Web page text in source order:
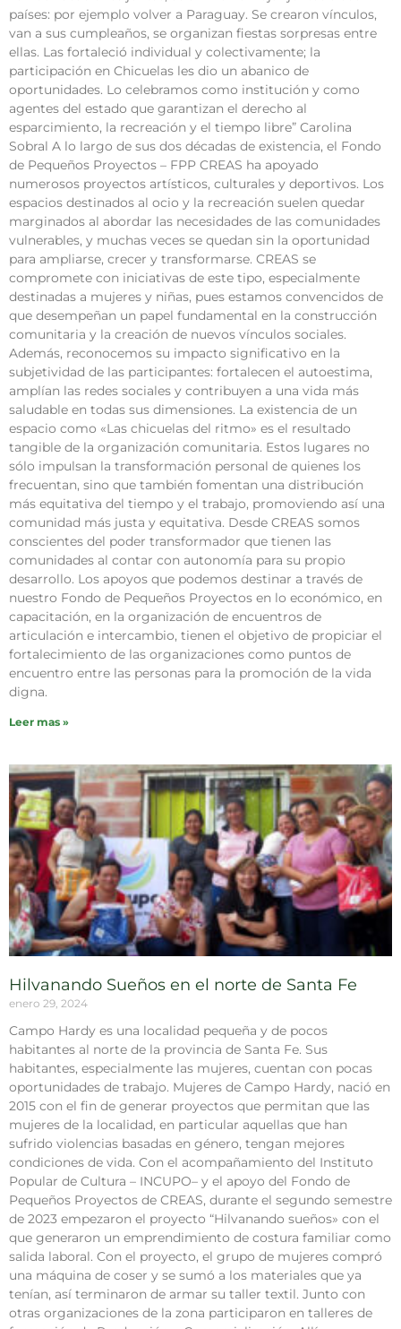
países: por ejemplo volver a Paraguay. Se crearon vínculos,
van a sus cumpleaños, se organizan fiestas sorpresas entre
ellas. Las fortaleció individual y colectivamente; la
participación en Chicuelas les dio un abanico de
oportunidades. Lo celebramos como institución y como
agentes del estado que garantizan el derecho al
esparcimiento, la recreación y el tiempo libre” Carolina
Sobral A lo largo de sus dos décadas de existencia, el Fondo
de Pequeños Proyectos – FPP CREAS ha apoyado
numerosos proyectos artísticos, culturales y deportivos. Los
espacios destinados al ocio y la recreación suelen quedar
marginados al abordar las necesidades de las comunidades
vulnerables, y muchas veces se quedan sin la oportunidad
para ampliarse, crecer y transformarse. CREAS se
compromete con iniciativas de este tipo, especialmente
destinadas a mujeres y niñas, pues estamos convencidos de
que desempeñan un papel fundamental en la construcción
comunitaria y la creación de nuevos vínculos sociales.
Además, reconocemos su impacto significativo en la
subjetividad de las participantes: fortalecen el autoestima,
amplían las redes sociales y contribuyen a una vida más
saludable en todas sus dimensiones. La existencia de un
espacio como «Las chicuelas del ritmo» es el resultado
tangible de la organización comunitaria. Estos lugares no
sólo impulsan la transformación personal de quienes los
frecuentan, sino que también fomentan una distribución
más equitativa del tiempo y el trabajo, promoviendo así una
comunidad más justa y equitativa. Desde CREAS somos
conscientes del poder transformador que tienen las
comunidades al contar con autonomía para su propio
desarrollo. Los apoyos que podemos destinar a través de
nuestro Fondo de Pequeños Proyectos en lo económico, en
capacitación, en la organización de encuentros de
articulación e intercambio, tienen el objetivo de propiciar el
fortalecimiento de las organizaciones como puntos de
encuentro entre las personas para la promoción de la vida
digna.
Leer mas »
Hilvanando Sueños en el norte de Santa Fe
enero 29, 2024
Campo Hardy es una localidad pequeña y de pocos
habitantes al norte de la provincia de Santa Fe. Sus
habitantes, especialmente las mujeres, cuentan con pocas
oportunidades de trabajo. Mujeres de Campo Hardy, nació en
2015 con el fin de generar proyectos que permitan que las
mujeres de la localidad, en particular aquellas que han
sufrido violencias basadas en género, tengan mejores
condiciones de vida. Con el acompañamiento del Instituto
Popular de Cultura – INCUPO– y el apoyo del Fondo de
Pequeños Proyectos de CREAS, durante el segundo semestre
de 2023 empezaron el proyecto “Hilvanando sueños» con el
que generaron un emprendimiento de costura familiar como
salida laboral. Con el proyecto, el grupo de mujeres compró
una máquina de coser y se sumó a los materiales que ya
tenían, así terminaron de armar su taller textil. Junto con
otras organizaciones de la zona participaron en talleres de